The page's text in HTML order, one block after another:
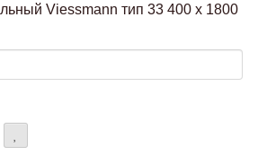
Viessmann тип 33 400 x 1800